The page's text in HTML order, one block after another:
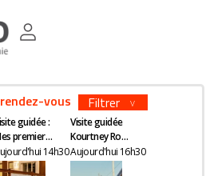
vous Filtrer
guidée :
premiers
en
14h30
Visite guidée
Kourtney Roy -
All Inclusive
Aujourd'hui 16h30